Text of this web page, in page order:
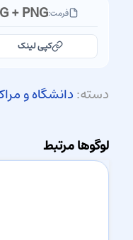
فرمت:+ PNG
کپی لینک
دسته:دانشگاه و
لوگوها مرتبط